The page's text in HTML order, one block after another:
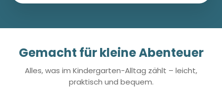
Gemacht für kleine Abenteuer
Alles, was im Kindergarten-Alltag zählt – leicht,
praktisch und bequem.